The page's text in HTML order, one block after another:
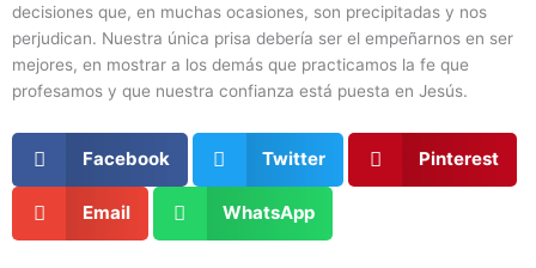
decisiones que, en muchas ocasiones, son precipitadas y nos
perjudican. Nuestra única prisa debería ser el empeñarnos en ser
mejores, en mostrar a los demás que practicamos la fe que
profesamos y que nuestra confianza está puesta en Jesús.
Facebook Twitter Pinterest
Email WhatsApp